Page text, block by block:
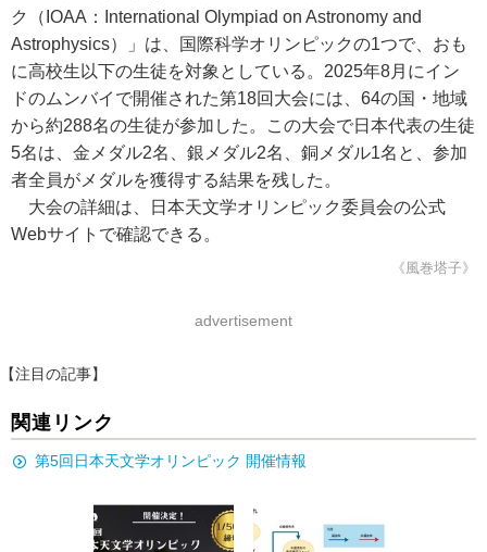
ク（IOAA：International Olympiad on Astronomy and
Astrophysics）」は、国際科学オリンピックの1つで、おも
に高校生以下の生徒を対象としている。2025年8月にイン
ドのムンバイで開催された第18回大会には、64の国・地域
から約288名の生徒が参加した。この大会で日本代表の生徒
5名は、金メダル2名、銀メダル2名、銅メダル1名と、参加
者全員がメダルを獲得する結果を残した。
大会の詳細は、日本天文学オリンピック委員会の公式
Webサイトで確認できる。
《風巻塔子》
advertisement
【注目の記事】
関連リンク
第5回日本天文学オリンピック 開催情報